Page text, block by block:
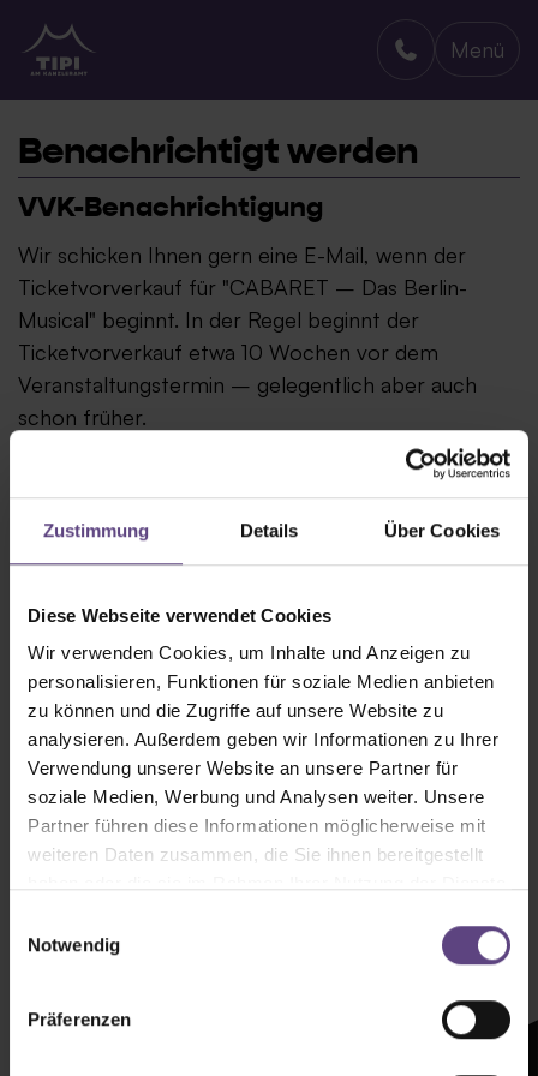
Zustimmung Details Über Cookies
Diese Webseite verwendet Cookies
Wir verwenden Cookies, um Inhalte und Anzeigen zu
personalisieren, Funktionen für soziale Medien anbieten
zu können und die Zugriffe auf unsere Website zu
analysieren. Außerdem geben wir Informationen zu Ihrer
Verwendung unserer Website an unsere Partner für
soziale Medien, Werbung und Analysen weiter. Unsere
Partner führen diese Informationen möglicherweise mit
weiteren Daten zusammen, die Sie ihnen bereitgestellt
Notwendig
Präferenzen
TIPI AM KANZLERAMT
Menü
Benachrichtigt werden
VVK-Benachrichtigung
Wir schicken Ihnen gern eine E-Mail, wenn der
Ticketvorverkauf für "CABARET – Das Berlin-
Musical" beginnt. In der Regel beginnt der
Ticketvorverkauf etwa 10 Wochen vor dem
Veranstaltungstermin – gelegentlich aber auch
schon früher.
Newsletter mit
Zeltenheitswert
Newsletter abonnieren